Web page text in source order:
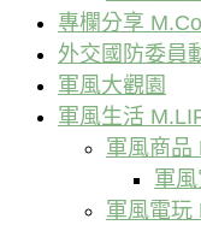
專欄分享
外交國防委員
軍風大觀園
軍風生活
軍風商品
軍
軍風電玩